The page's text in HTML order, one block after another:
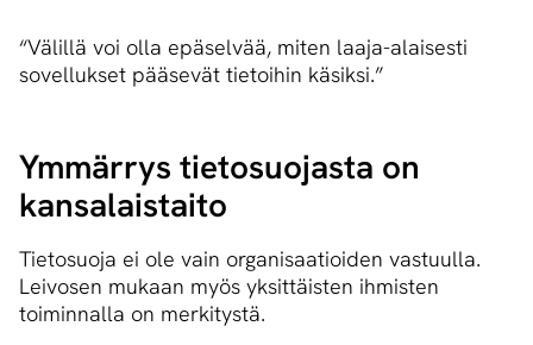
“Välillä voi olla epäselvää, miten laaja-alaisesti
sovellukset pääsevät tietoihin käsiksi.”
Ymmärrys tietosuojasta on
kansalaistaito
Tietosuoja ei ole vain organisaatioiden vastuulla.
Leivosen mukaan myös yksittäisten ihmisten
toiminnalla on merkitystä.